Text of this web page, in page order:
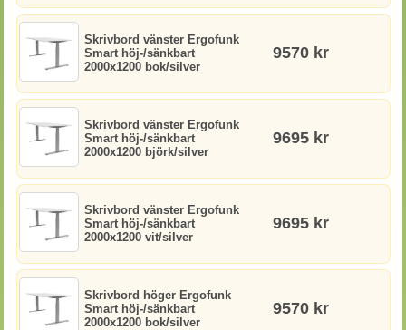
Skrivbord vänster Ergofunk
Smart höj-/sänkbart
2000x1200 bok/silver
9570 kr
Skrivbord vänster Ergofunk
Smart höj-/sänkbart
2000x1200 björk/silver
9695 kr
Skrivbord vänster Ergofunk
Smart höj-/sänkbart
2000x1200 vit/silver
9695 kr
Skrivbord höger Ergofunk
Smart höj-/sänkbart
2000x1200 bok/silver
9570 kr